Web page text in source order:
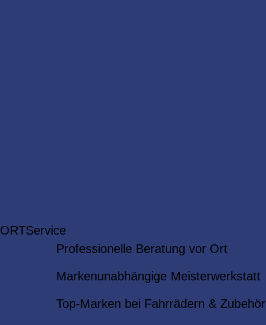
Service
Professionelle Beratung vor Ort
Markenunabhängige Meisterwerkstatt
Top-Marken bei Fahrrädern & Zubehör